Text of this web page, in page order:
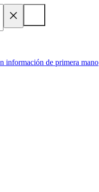
información de primera mano